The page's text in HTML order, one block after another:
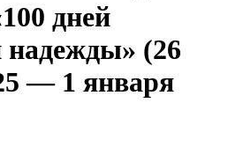
дней
(26
— 1 января